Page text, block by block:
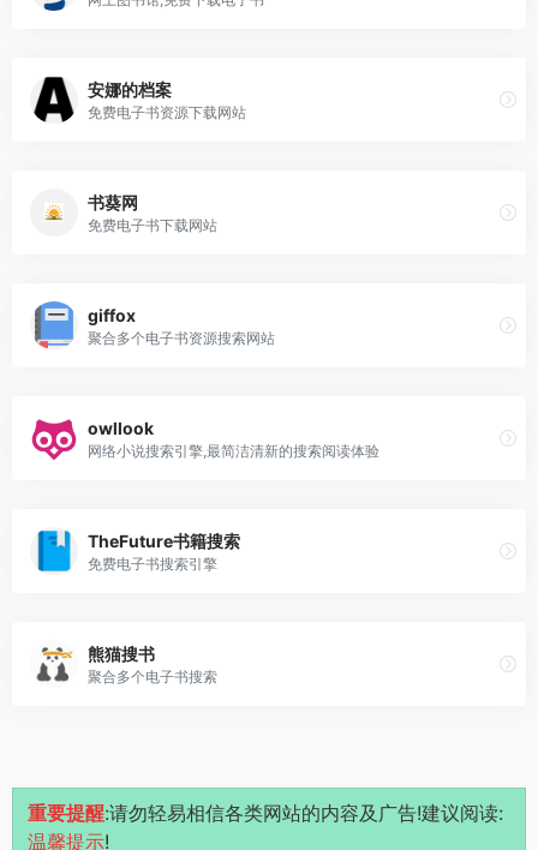
安娜的档案
免费电子书资源下载网站
书葵网
免费电子书下载网站
giffox
聚合多个电子书资源搜索网站
owllook
网络小说搜索引擎,最简洁清新的搜索阅读体验
TheFuture书籍搜索
免费电子书搜索引擎
熊猫搜书
聚合多个电子书搜索
重要提醒:请勿轻易相信各类网站的内容及广告!建议阅读:
温馨提示!